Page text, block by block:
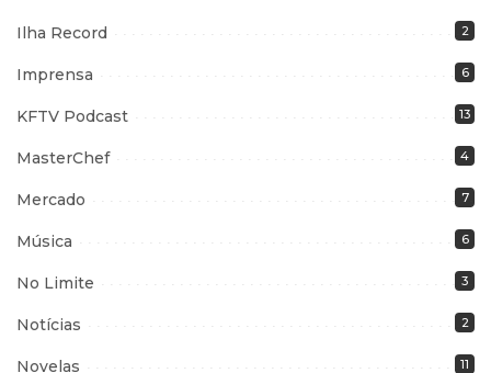
Ilha Record 2
Imprensa 6
KFTV Podcast 13
MasterChef 4
Mercado 7
Música 6
No Limite 3
Notícias 2
Novelas 11